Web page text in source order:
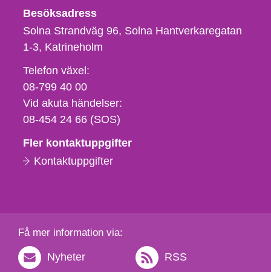
Besöksadress
Solna Strandväg 96, Solna Hantverkaregatan
1-3 Katrineholm
Telefon,
fax
och
e-
Telefon växel:
08-799 40 00
Vid akuta händelser:
08-454 24 66 (SOS)
Fler kontaktuppgifter
Kontaktuppgifter
Få mer information via:
Nyheter RSS